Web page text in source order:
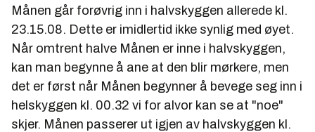
Månen går forøvrig inn i halvskyggen allerede kl.
23.15.08. Dette er imidlertid ikke synlig med øyet.
Når omtrent halve Månen er inne i halvskyggen,
kan man begynne å ane at den blir mørkere, men
det er først når Månen begynner å bevege seg inn i
helskyggen kl. 00.32 vi for alvor kan se at "noe"
skjer. Månen passerer ut igjen av halvskyggen kl.